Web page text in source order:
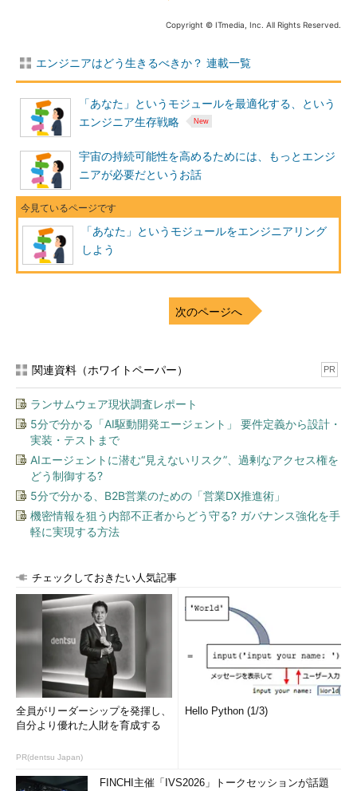
Copyright © ITmedia, Inc. All Rights Reserved.
エンジニアはどう生きるべきか？ 連載一覧
「あなた」というモジュールを最適化する、という
エンジニア生存戦略
宇宙の持続可能性を高めるためには、もっとエンジ
ニアが必要だというお話
「あなた」というモジュールをエンジニアリング
しよう
次のページへ
関連資料（ホワイトペーパー） PR
ランサムウェア現状調査レポート
5分で分かる「AI駆動開発エージェント」 要件定義から設計・
実装・テストまで
AIエージェントに潜む“見えないリスク”、過剰なアクセス権を
どう制御する?
5分で分かる、B2B営業のための「営業DX推進術」
機密情報を狙う内部不正者からどう守る? ガバナンス強化を手
軽に実現する方法
チェックしておきたい人気記事
全員がリーダーシップを発揮し、
自分より優れた人財を育成する
PR(dentsu Japan)
Hello Python (1/3)
FINCHI主催「IVS2026」トークセッションが話題